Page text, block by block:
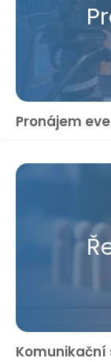
Pronájem
Komunikační